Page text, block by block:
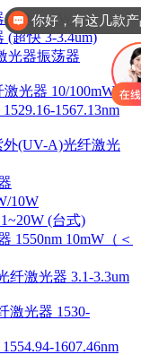
1W
超快 3-3.4um)
光器振荡器
激光器 10/100mW
1567.13nm
外(UV-A)光纤激光
10W
(台式)
1550nm 10mW（＜
纤激光器 3.1-3.3um
激光器 1530-
1607.46nm
你好，有这几款